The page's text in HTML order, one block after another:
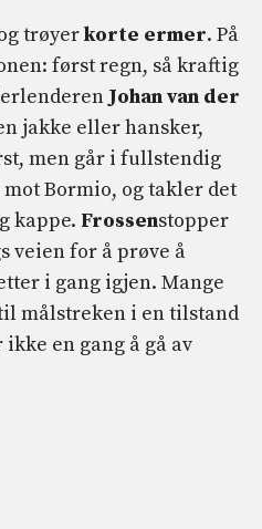
trøyerkorte ermer. På
først regn, så kraftig
Johan van der
jakke eller hansker,
men går i fullstendig
Bormio, og takler det
kappe. Frossenstopper
veien for å prøve å
i gang igjen. Mange
målstreken i en tilstand
en gang å gå av